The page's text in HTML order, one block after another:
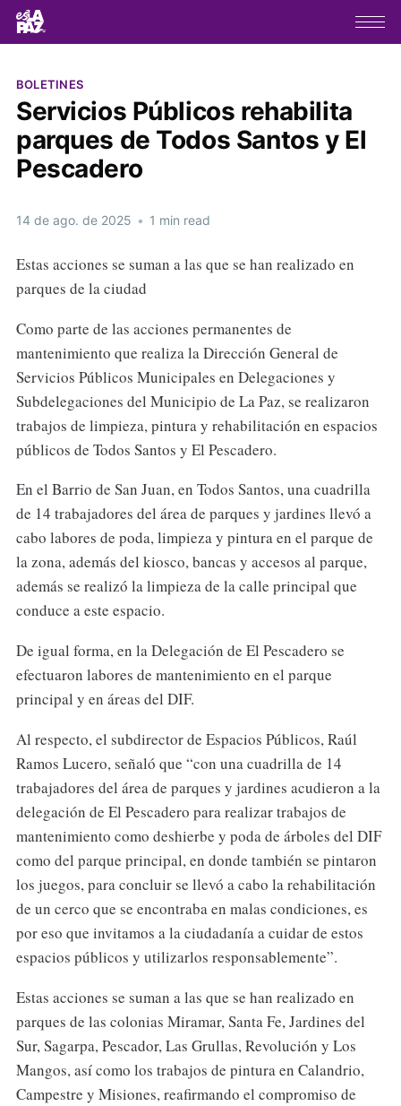
BOLETINES
Servicios Públicos rehabilita
parques de Todos Santos y El
Pescadero
14 de ago. de 2025 • 1 min read
Estas acciones se suman a las que se han realizado en
parques de la ciudad
Como parte de las acciones permanentes de
mantenimiento que realiza la Dirección General de
Servicios Públicos Municipales en Delegaciones y
Subdelegaciones del Municipio de La Paz, se realizaron
trabajos de limpieza, pintura y rehabilitación en espacios
públicos de Todos Santos y El Pescadero.
En el Barrio de San Juan, en Todos Santos, una cuadrilla
de 14 trabajadores del área de parques y jardines llevó a
cabo labores de poda, limpieza y pintura en el parque de
la zona, además del kiosco, bancas y accesos al parque,
además se realizó la limpieza de la calle principal que
conduce a este espacio.
De igual forma, en la Delegación de El Pescadero se
efectuaron labores de mantenimiento en el parque
principal y en áreas del DIF.
Al respecto, el subdirector de Espacios Públicos, Raúl
Ramos Lucero, señaló que “con una cuadrilla de 14
trabajadores del área de parques y jardines acudieron a la
delegación de El Pescadero para realizar trabajos de
mantenimiento como deshierbe y poda de árboles del DIF
como del parque principal, en donde también se pintaron
los juegos, para concluir se llevó a cabo la rehabilitación
de un cerco que se encontraba en malas condiciones, es
por eso que invitamos a la ciudadanía a cuidar de estos
espacios públicos y utilizarlos responsablemente”.
Estas acciones se suman a las que se han realizado en
parques de las colonias Miramar, Santa Fe, Jardines del
Sur, Sagarpa, Pescador, Las Grullas, Revolución y Los
Mangos, así como los trabajos de pintura en Calandrio,
Campestre y Misiones, reafirmando el compromiso de